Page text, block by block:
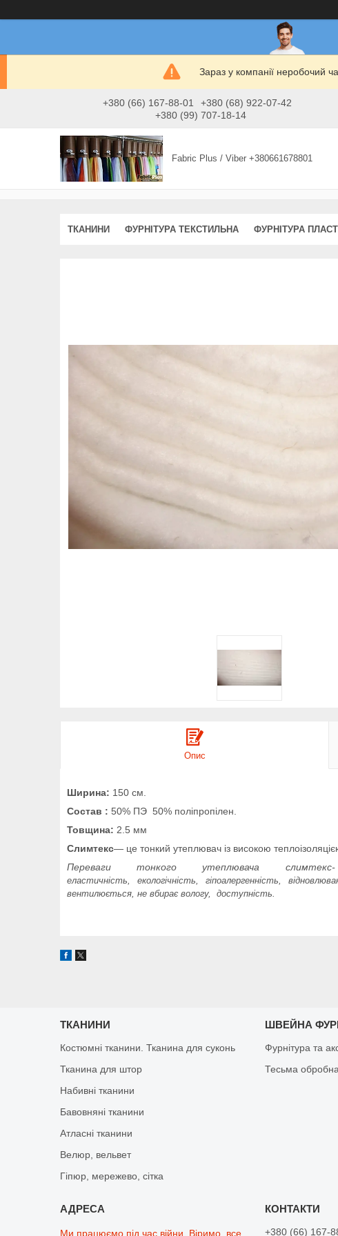
Зараз у компанії неробочий
+380 (66) 167-88-01
+380 (68) 922-07-42
+380 (99) 707-18-14
Fabric Plus / Viber +380661678801
ТКАНИНИ ФУРНІТУРА ТЕКСТИЛЬНА ФУРНІТУРА
Опис
Ширина: 150 см.
Состав : 50% ПЭ 50% поліпропілен.
Товщина: 2.5 мм
Слимтекс— це тонкий утеплювач із високою
Переваги тонкого утеплювача
еластичність, екологічність, гіпоалергенність,
вентилюється, не вбирає вологу, доступність.
ТКАНИНИ
Костюмні тканини. Тканина для суконь
Тканина для штор
Набивні тканини
Бавовняні тканини
Атласні тканини
Велюр, вельвет
Гіпюр, мережево, сітка
ШВЕЙНА
Фурнітура та
Тесьма обробна
Ми працюємо під час війни. Віримо, все +380 (66) 167-